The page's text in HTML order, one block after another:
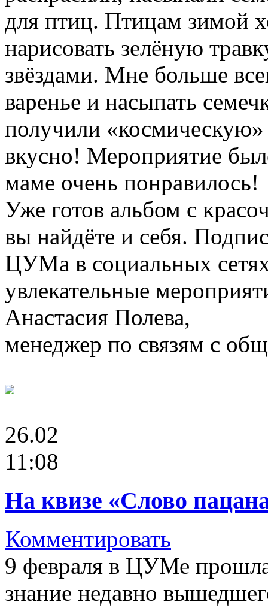
для птиц. Птицам зимой
нарисовать зелёную
звёздами. Мне больше
варенье и насыпать
получили
вкусно! Мероприятие
маме очень понравилось!
Уже готов альбом с
вы найдёте и себя.
ЦУМа в социальных
увлекательные
Анастасия Полева,
менеджер по связям с
26.02
11:08
На квизе «Слово
Комментировать
9 февраля в ЦУМе прошла
знание недавно